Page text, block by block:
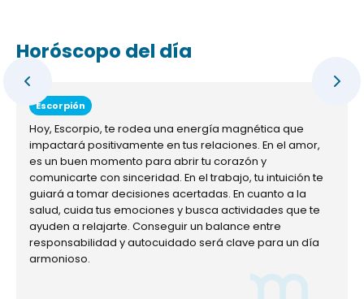
Horóscopo del día
Escorpión
Hoy, Escorpio, te rodea una energía magnética que
impactará positivamente en tus relaciones. En el amor,
es un buen momento para abrir tu corazón y
comunicarte con sinceridad. En el trabajo, tu intuición te
guiará a tomar decisiones acertadas. En cuanto a la
salud, cuida tus emociones y busca actividades que te
ayuden a relajarte. Conseguir un balance entre
responsabilidad y autocuidado será clave para un día
armonioso.